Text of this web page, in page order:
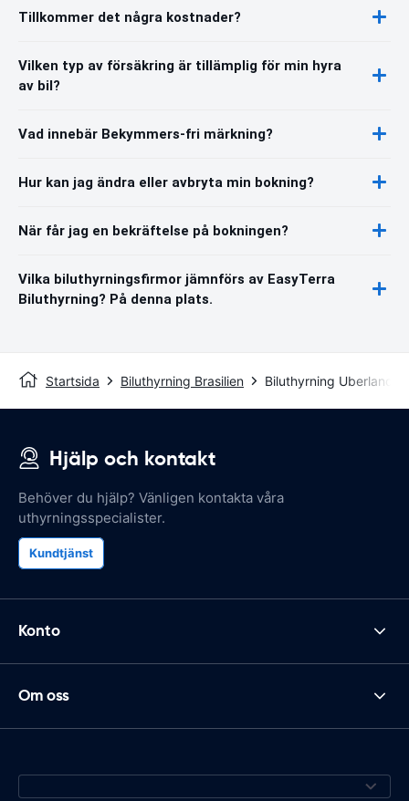
Tillkommer det några kostnader?
Vilken typ av försäkring är tillämplig för min hyra
av bil?
Vad innebär Bekymmers-fri märkning?
Hur kan jag ändra eller avbryta min bokning?
När får jag en bekräftelse på bokningen?
Vilka biluthyrningsfirmor jämnförs av EasyTerra
Biluthyrning? På denna plats.
Startsida Biluthyrning Brasilien Biluthyrning Uberlandia
Hjälp och kontakt
Behöver du hjälp? Vänligen kontakta våra
uthyrningsspecialister.
Kundtjänst
Konto
Om oss